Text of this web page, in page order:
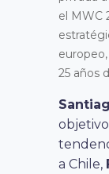
el MWC
25 años
a Chile,